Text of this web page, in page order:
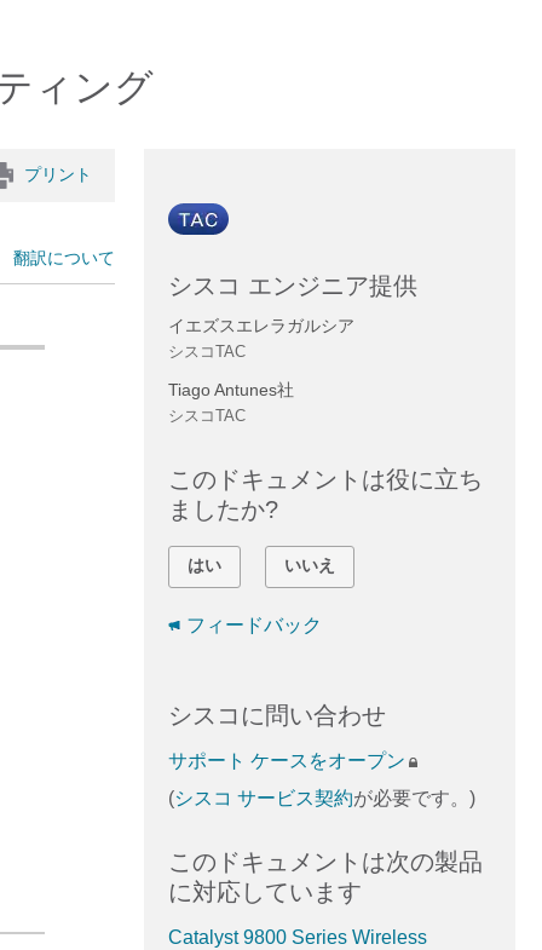
ィング
プリント
翻訳について
シスコ エンジニア提供
イエズスエレラガルシア
シスコTAC
Tiago Antunes社
シスコTAC
このドキュメントは役に立ち
ましたか?
はい いいえ
フィードバック
シスコに問い合わせ
サポート ケースをオープン
(シスコ サービス契約が必要です。)
このドキュメントは次の製品
に対応しています
Catalyst 9800 Series Wireless